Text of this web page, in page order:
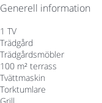
Generell information
1 TV
Trädgård
Trädgårdsmöbler
100 m² terrass
Tvättmaskin
Torktumlare